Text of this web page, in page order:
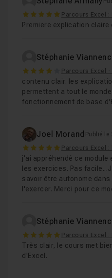
5 Parcours Excel
Premiere explication claire
Stéphanie Viannenc
4 Parcours Excel
contenu clair. les
permettent a tout le
fonctionnement de base
Joel Morand Publié le
5 Parcours Excel
j'ai appréhendé ce module
les exercices. Pas
savoir être autonome dans
l'exercer. Merci pour ce
Stéphanie Viannenc
5 Parcours Excel
Très clair, le cours met
d'Excel.